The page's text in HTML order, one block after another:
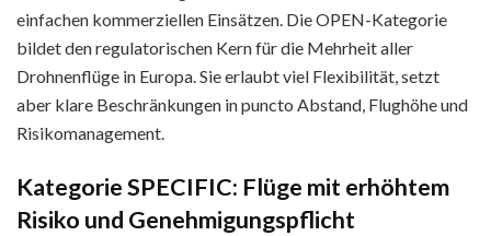
einfachen kommerziellen Einsätzen. Die OPEN-Kategorie
bildet den regulatorischen Kern für die Mehrheit aller
Drohnenflüge in Europa. Sie erlaubt viel Flexibilität, setzt
aber klare Beschränkungen in puncto Abstand, Flughöhe und
Risikomanagement.
Kategorie SPECIFIC: Flüge mit erhöhtem
Risiko und Genehmigungspflicht